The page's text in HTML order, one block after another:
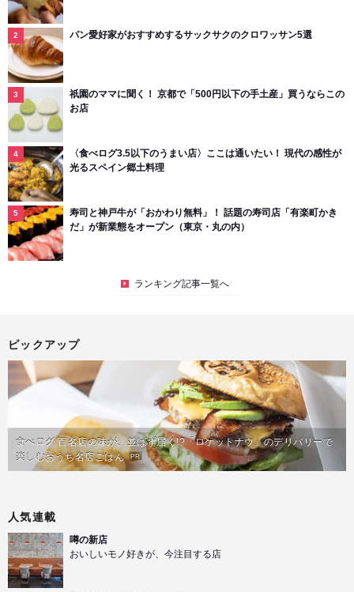
パン愛好家がおすすめするサックサクのクロワッサン5選
祇園のママに聞く！ 京都で「500円以下の手土産」買うならこの
お店
〈食べログ3.5以下のうまい店〉ここは通いたい！ 現代の感性が
光るスペイン郷土料理
寿司と神戸牛が「おかわり無料」！ 話題の寿司店「有楽町かき
だ」が新業態をオープン（東京・丸の内）
ランキング記事一覧へ
ピックアップ
食べログ 百名店の味が、並ばず届く!?「ロケットナウ」のデリバリーで
楽しむおうち名店ごはん PR
人気連載
噂の新店
おいしいモノ好きが、今注目する店